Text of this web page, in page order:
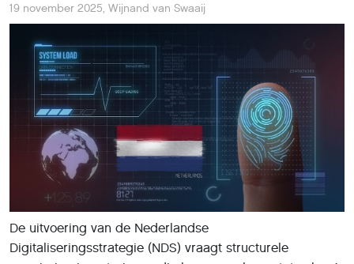
19 november 2025, Wijnand van Swaaij
De uitvoering van de Nederlandse
Digitaliseringsstrategie (NDS) vraagt structurele